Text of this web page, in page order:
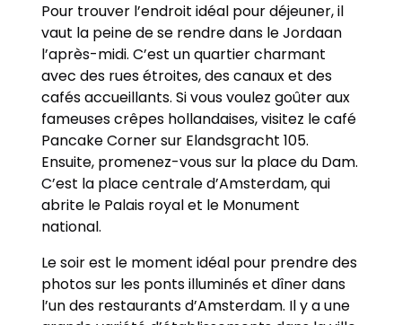
Pour trouver l’endroit idéal pour déjeuner, il
vaut la peine de se rendre dans le Jordaan
l’après-midi. C’est un quartier charmant
avec des rues étroites, des canaux et des
cafés accueillants. Si vous voulez goûter aux
fameuses crêpes hollandaises, visitez le café
Pancake Corner sur Elandsgracht 105.
Ensuite, promenez-vous sur la place du Dam.
C’est la place centrale d’Amsterdam, qui
abrite le Palais royal et le Monument
national.
Le soir est le moment idéal pour prendre des
photos sur les ponts illuminés et dîner dans
l’un des restaurants d’Amsterdam. Il y a une